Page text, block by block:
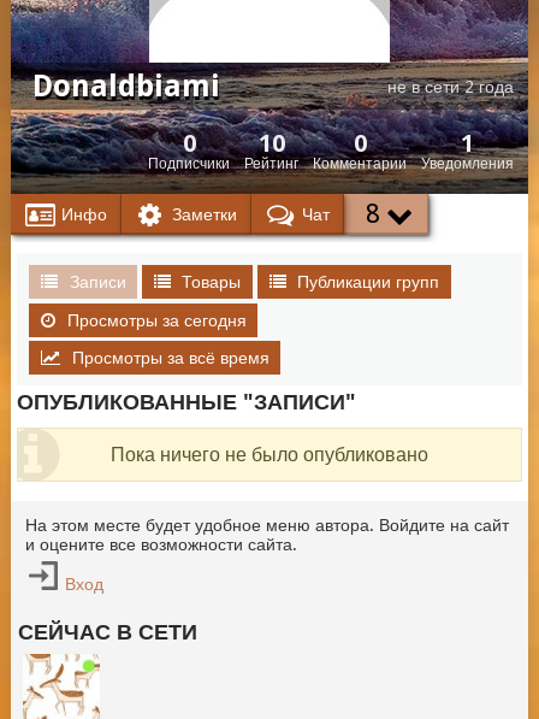
Donaldbiami не в сети 2 года
Подписчики
0
Рейтинг
10
Комментарии
0
Уведомления
1
Инфо Заметки Чат 8
Записи Товары
Публикации групп
Просмотры за сегодня
Просмотры за всё время
ОПУБЛИКОВАННЫЕ "ЗАПИСИ"
Пока ничего не было опубликовано
На этом месте будет удобное меню автора. Войдите на сайт
и оцените все возможности сайта.
Вход
СЕЙЧАС В СЕТИ